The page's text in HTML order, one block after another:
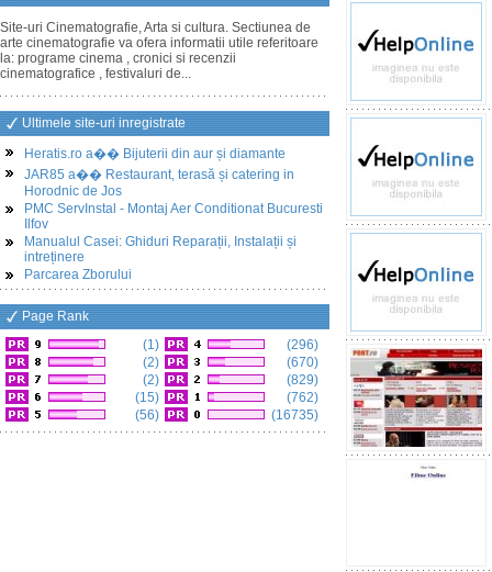
Site-uri Cinematografie, Arta si cultura. Sectiunea de
arte cinematografie va ofera informatii utile referitoare
la: programe cinema , cronici si recenzii
cinematografice , festivaluri de...
Ultimele site-uri inregistrate
Heratis.ro a�� Bijuterii din aur și diamante
JAR85 a�� Restaurant, terasă și catering in
Horodnic de Jos
PMC ServInstal - Montaj Aer Conditionat Bucuresti
Ilfov
Manualul Casei: Ghiduri Reparații, Instalații și
intreținere
Parcarea Zborului
Page Rank
(1)
(2)
(2)
(15)
(56)
(296)
(670)
(829)
(762)
(16735)